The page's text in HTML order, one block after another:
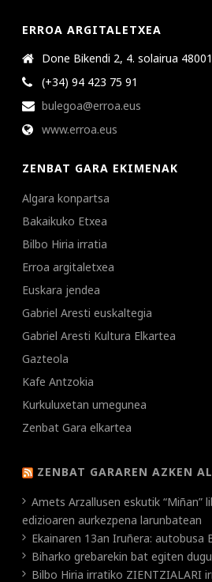
ERROA ARGITALETXEA
Done Bikendi 2, 4. solairua
(+34) 94 423 75 91
bulegoa@erroa.eus
www.erroa.eus
ZENBAT GARA EKIMENAK
Algara konpartsa
Bakaikuko Etxea
Bilbo Hiria irratia
Erroa argitaletxea
Euskara jendea
Gabriel Aresti euskaltegia
Gabriel Aresti Kultura Elkartea
Gazteola
Kafe Antzokia
Kurkuluxetan umegunea
Zenbat Gara elkartea
ZENBAT GARAREN AZKEN
Amets Arzallusen eskutik “Miñan”
edizioaren aurkezpena larunbatean
Ekainaren 13an Iruñera: autobusa
Biharko grebarekin bat egiten dugu
Bilbo Hiria irratiko ZIENTZIALARI